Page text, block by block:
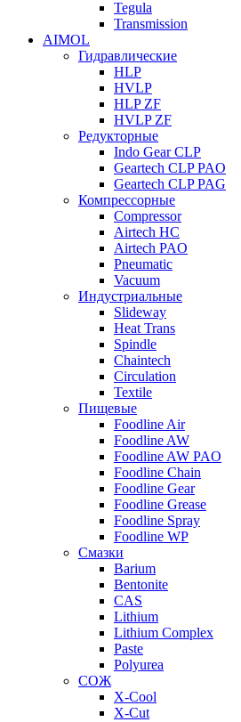
Tegula
Transmission
AIMOL
Гидравлические
HLP
HVLP
HLP ZF
HVLP ZF
Редукторные
Indo Gear CLP
Geartech CLP PAO
Geartech CLP PAG
Компрессорные
Compressor
Airtech HC
Airtech PAO
Pneumatic
Vacuum
Индустриальные
Slideway
Heat Trans
Spindle
Chaintech
Circulation
Textile
Пищевые
Foodline Air
Foodline AW
Foodline AW PAO
Foodline Chain
Foodline Gear
Foodline Grease
Foodline Spray
Foodline WP
Смазки
Barium
Bentonite
CAS
Lithium
Lithium Complex
Paste
Polyurea
СОЖ
X-Cool
X-Cut